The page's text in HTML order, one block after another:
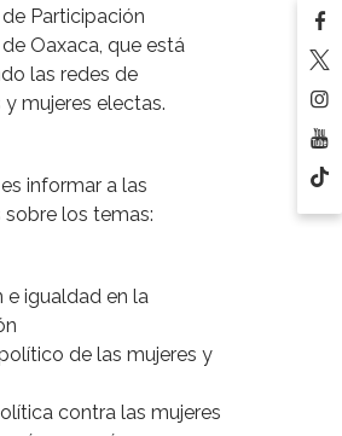
Participación
Oaxaca, que está
las redes de
mujeres electas.
informar a las
los temas:
e igualdad en la
de las mujeres y
contra las mujeres